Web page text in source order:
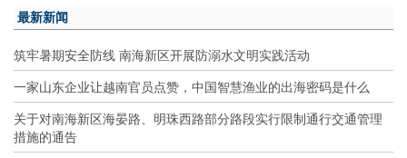
最新新闻
筑牢暑期安全防线 南海新区开展防溺水文明实践活动
一家山东企业让越南官员点赞，中国智慧渔业的出海密码是什么
关于对南海新区海晏路、明珠西路部分路段实行限制通行交通管理
措施的通告